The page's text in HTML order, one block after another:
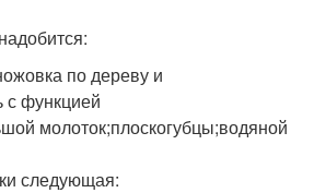
по дереву и
с функцией
молоток;плоскогубцы;водяной
следующая: